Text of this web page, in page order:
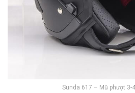
Sunda 617 – Mũ phượt 3-